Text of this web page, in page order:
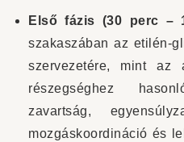
Első fázis (30 perc –
szakaszában az etilén-
szervezetére, mint az
részegséghez
zavartság,
mozgáskoordináció és